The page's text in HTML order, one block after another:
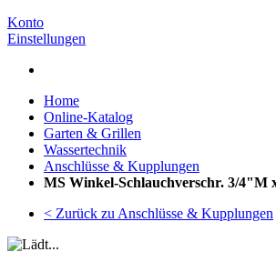
Konto
Einstellungen
Home
Online-Katalog
Garten & Grillen
Wassertechnik
Anschlüsse & Kupplungen
MS Winkel-Schlauchverschr. 3/4"M
< Zurück zu Anschlüsse & Kupplungen